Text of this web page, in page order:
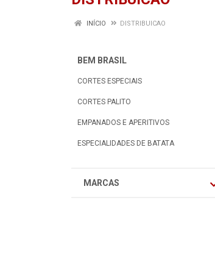
INÍCIO DISTRIBUICAO
BEM BRASIL
CORTES ESPECIAIS
CORTES PALITO
EMPANADOS E APERITIVOS
ESPECIALIDADES DE BATATA
MARCAS